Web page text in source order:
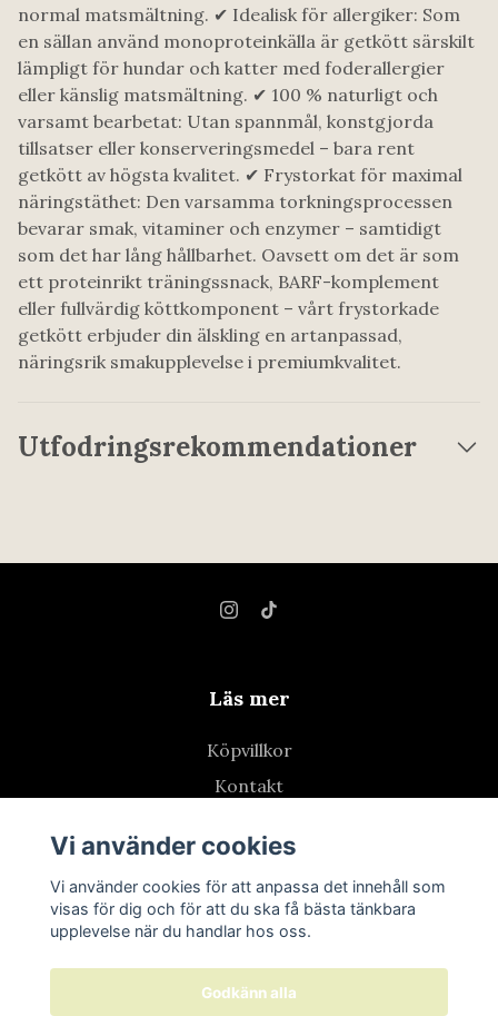
normal matsmältning. ✔ Idealisk för allergiker: Som
en sällan använd monoproteinkälla är getkött särskilt
lämpligt för hundar och katter med foderallergier
eller känslig matsmältning. ✔ 100 % naturligt och
varsamt bearbetat: Utan spannmål, konstgjorda
tillsatser eller konserveringsmedel – bara rent
getkött av högsta kvalitet. ✔ Frystorkat för maximal
näringstäthet: Den varsamma torkningsprocessen
bevarar smak, vitaminer och enzymer – samtidigt
som det har lång hållbarhet. Oavsett om det är som
ett proteinrikt träningssnack, BARF-komplement
eller fullvärdig köttkomponent – vårt frystorkade
getkött erbjuder din älskling en artanpassad,
näringsrik smakupplevelse i premiumkvalitet.
Utfodringsrekommendationer
Läs mer
Köpvillkor
Kontakt
Vi använder cookies
Vi använder cookies för att anpassa det innehåll som
visas för dig och för att du ska få bästa tänkbara
upplevelse när du handlar hos oss.
Godkänn alla